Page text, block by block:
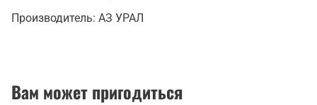
Производитель: АЗ УРАЛ
Вам может пригодиться